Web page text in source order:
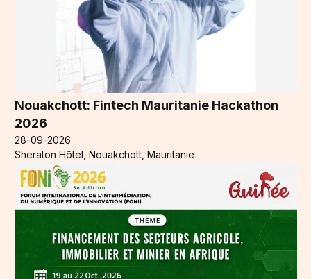
Nouakchott: Fintech Mauritanie Hackathon
2026
28-09-2026
Sheraton Hôtel, Nouakchott, Mauritanie